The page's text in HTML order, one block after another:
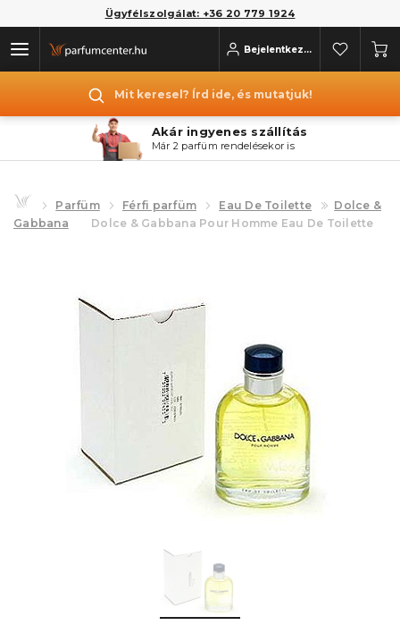
Ügyfélszolgálat: +36 20 779 1924
Bejelentkezés
Mit keresel? Írd ide, és mutatjuk!
Akár ingyenes szállítás
Már 2 parfüm rendelésekor is
Parfüm Férfi parfüm Eau De Toilette
Dolce &
Gabbana
Dolce & Gabbana Pour Homme Eau De Toilette